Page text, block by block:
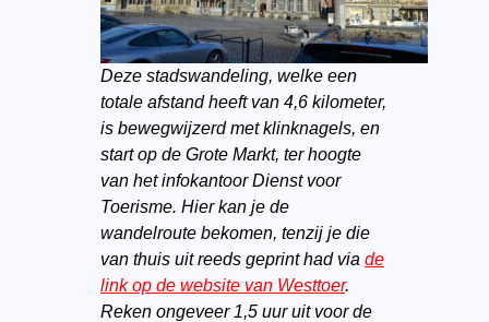
Deze stadswandeling, welke een
totale afstand heeft van 4,6 kilometer,
is bewegwijzerd met klinknagels, en
start op de Grote Markt, ter hoogte
van het infokantoor Dienst voor
Toerisme. Hier kan je de
wandelroute bekomen, tenzij je die
van thuis uit reeds geprint had via de
link op de website van Westtoer.
Reken ongeveer 1,5 uur uit voor de